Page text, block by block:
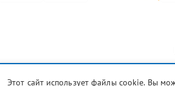
справочный характер.
Этот сайт использует файлы cookie. Вы